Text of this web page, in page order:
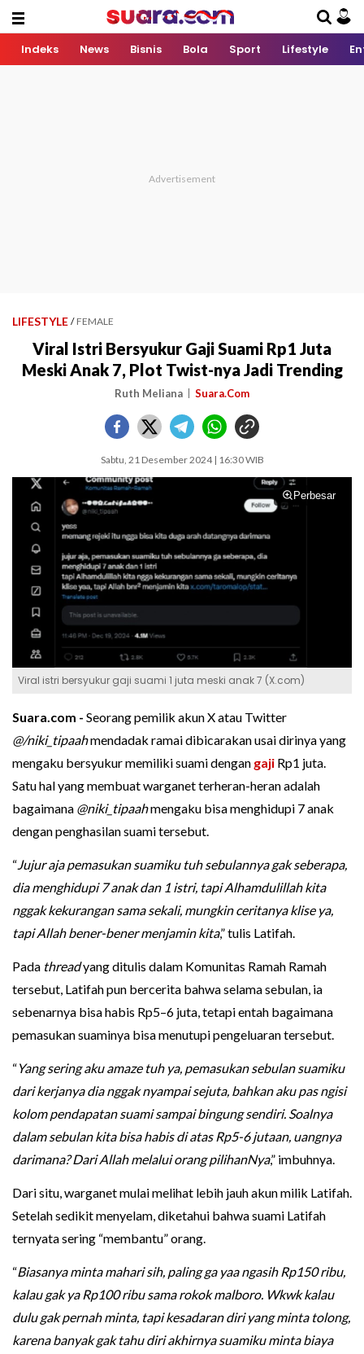
Indeks News Bisnis Bola Sport Lifestyle
LIFESTYLE / FEMALE
Viral Istri Bersyukur Gaji Suami Rp1 Juta
Meski Anak 7, Plot Twist-nya Jadi Trending
Ruth Meliana Suara.Com
Sabtu, 21 Desember 2024 | 16:30 WIB
Perbesar
Viral istri bersyukur gaji suami 1 juta meski anak 7 (X.com)
Suara.com - Seorang pemilik akun X atau Twitter
@/niki_tipaahmendadak ramai dibicarakan usai dirinya yang
mengaku bersyukur memiliki suami dengan gaji Rp1 juta.
Satu hal yang membuat warganet terheran-heran adalah
bagaimana @niki_tipaahmengaku bisa menghidupi 7 anak
dengan penghasilan suami tersebut.
“Jujur aja pemasukan suamiku tuh sebulannya gak seberapa,
dia menghidupi 7 anak dan 1 istri, tapi Alhamdulillah kita
nggak kekurangan sama sekali, mungkin ceritanya klise ya,
tapi Allah bener-bener menjamin kita,” tulis Latifah.
Pada threadyang ditulis dalam Komunitas Ramah Ramah
tersebut, Latifah pun bercerita bahwa selama sebulan, ia
sebenarnya bisa habis Rp5–6 juta, tetapi entah bagaimana
pemasukan suaminya bisa menutupi pengeluaran tersebut.
“Yang sering aku amaze tuh ya, pemasukan sebulan suamiku
dari kerjanya dia nggak nyampai sejuta, bahkan aku pas ngisi
kolom pendapatan suami sampai bingung sendiri. Soalnya
dalam sebulan kita bisa habis di atas Rp5-6 jutaan, uangnya
darimana? Dari Allah melalui orang pilihanNya,” imbuhnya.
Dari situ, warganet mulai melihat lebih jauh akun milik Latifah.
Setelah sedikit menyelam, diketahui bahwa suami Latifah
ternyata sering “membantu” orang.
“Biasanya minta mahari sih, paling ga yaa ngasih Rp150 ribu,
kalau gak ya Rp100 ribu sama rokok malboro. Wkwk kalau
dulu gak pernah minta, tapi kesadaran diri yang minta tolong,
karena banyak gak tahu diri akhirnya suamiku minta biaya